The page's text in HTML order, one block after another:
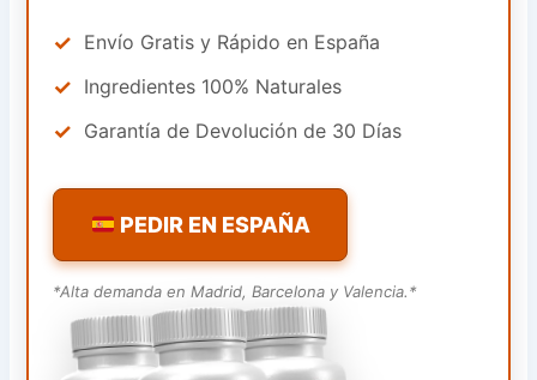
✓ Envío Gratis y Rápido en España
✓ Ingredientes 100% Naturales
✓ Garantía de Devolución de 30 Días
PEDIR EN ESPAÑA
*Alta demanda en Madrid, Barcelona y Valencia.*